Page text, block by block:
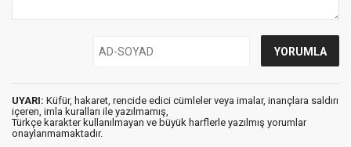
UYARI: Küfür, hakaret, rencide edici cümleler veya imalar, inançlara saldırı
içeren, imla kuralları ile yazılmamış,
Türkçe karakter kullanılmayan ve büyük harflerle yazılmış yorumlar
onaylanmamaktadır.